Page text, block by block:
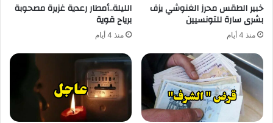
خبير الطقس محرز الغنوشي يزف
بشرى سارة للتونسيين
منذ 4 أيام
الليلة..أمطار رعدية غزيرة مصحوبة
برياح قوية
منذ 4 أيام